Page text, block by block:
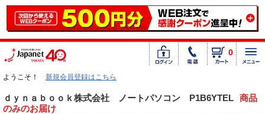
0
ようこそ！ 新規会員登録はこちら
ｄｙｎａｂｏｏｋ株式会社 ノートパソコン P1B6YTEL 商品
のみのお届け